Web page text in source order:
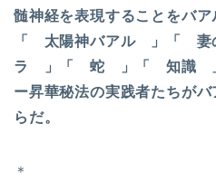
髄神経を表現することをバ
「 太陽神バアル 」「 妻
ラ 」「 蛇 」「 知識 」
ー昇華秘法の実践者たちが
らだ。
＊